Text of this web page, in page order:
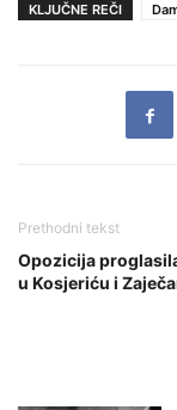
KLJUČNE REČI
Prethodni tekst
Opozicija
u Kosjeriću i